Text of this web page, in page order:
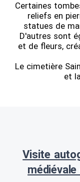
Certaines
reliefs en
statues de
D'autres sont
et de fleurs,
Le cimetière
et
Visite